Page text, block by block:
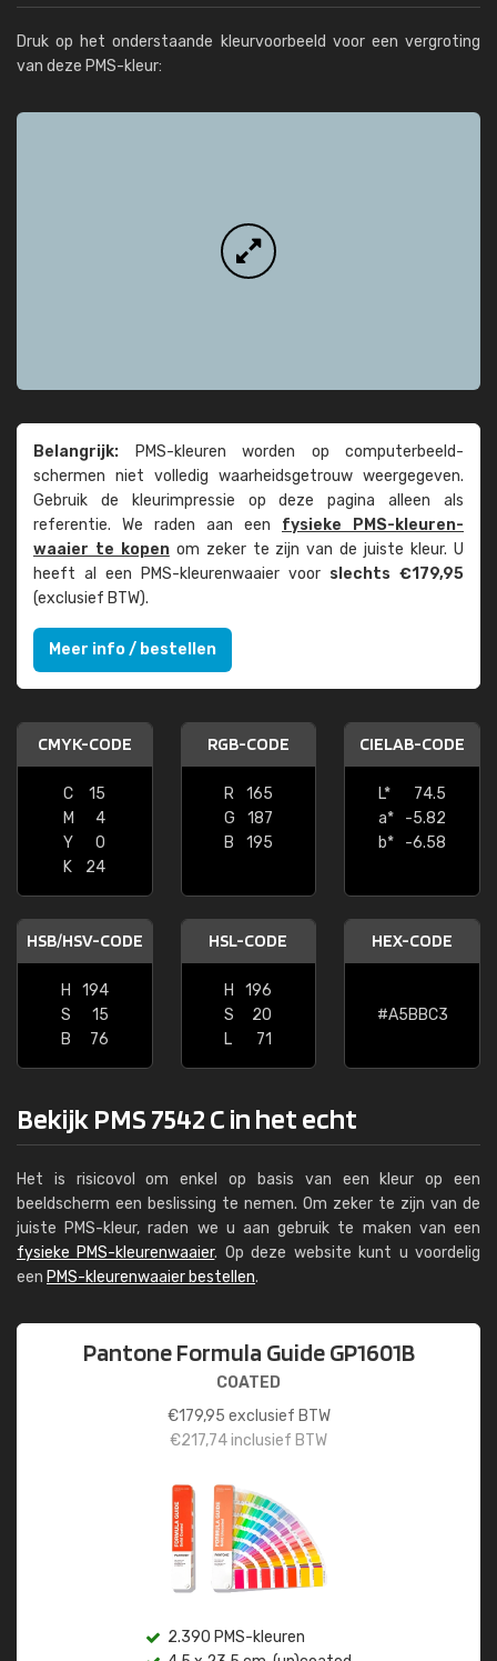
Druk op het onderstaande kleurvoorbeeld voor een vergroting
van deze PMS-kleur:
Belangrijk: PMS-kleuren worden op computer­beeld­
schermen niet volledig waarheids­­getrouw weer­gegeven.
Gebruik de kleur­impressie op deze pagina alleen als
referentie. We raden aan een fysieke PMS-kleuren­
waaier te kopenom zeker te zijn van de juiste kleur. U
heeft al een PMS-kleuren­waaier voor slechts €179,95
(exclusief BTW).
Meer info / bestellen
CMYK-CODE
C
15
M
4
Y
0
K
24
RGB-CODE
R
165
G
187
B
195
CIELAB-CODE
L*
74.5
a*
-5.82
b*
-6.58
HSB/HSV-CODE
H
194
S
15
B
76
HSL-CODE
H
196
S
20
L
71
HEX-CODE
#A5BBC3
Bekijk PMS 7542 C in het echt
Het is risicovol om enkel op basis van een kleur op een
beeldscherm een beslissing te nemen. Om zeker te zijn van de
juiste PMS-kleur, raden we u aan gebruik te maken van een
fysieke PMS-kleurenwaaier. Op deze website kunt u voordelig
een PMS-kleurenwaaier bestellen.
Pantone Formula Guide GP1601B
COATED
€179,95 exclusief BTW
€217,74inclusief BTW
2.390 PMS-kleuren